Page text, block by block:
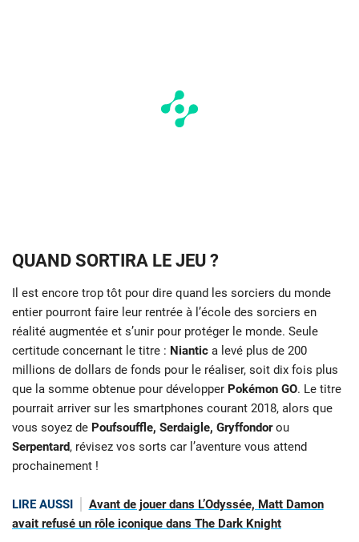
QUAND SORTIRA LE JEU ?
Il est encore trop tôt pour dire quand les sorciers du monde
entier pourront faire leur rentrée à l’école des sorciers en
réalité augmentée et s’unir pour protéger le monde. Seule
certitude concernant le titre : Niantic a levé plus de 200
millions de dollars de fonds pour le réaliser, soit dix fois plus
que la somme obtenue pour développer Pokémon GO. Le titre
pourrait arriver sur les smartphones courant 2018, alors que
vous soyez de Poufsouffle, Serdaigle, Gryffondorou
Serpentard, révisez vos sorts car l’aventure vous attend
prochainement !
LIRE AUSSI
Avant de jouer dans L’Odyssée, Matt Damon
avait refusé un rôle iconique dans The Dark Knight